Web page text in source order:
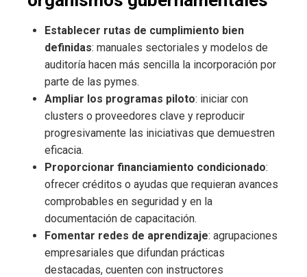
Establecer rutas de cumplimiento bien
definidas: manuales sectoriales y modelos de
auditoría hacen más sencilla la incorporación por
parte de las pymes.
Ampliar los programas piloto: iniciar con
clusters o proveedores clave y reproducir
progresivamente las iniciativas que demuestren
eficacia.
Proporcionar financiamiento condicionado:
ofrecer créditos o ayudas que requieran avances
comprobables en seguridad y en la
documentación de capacitación.
Fomentar redes de aprendizaje: agrupaciones
empresariales que difundan prácticas
destacadas, cuenten con instructores